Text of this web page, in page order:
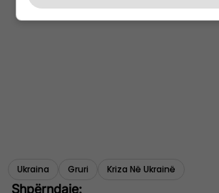
Ukraina Gruri Kriza Në Ukrainë